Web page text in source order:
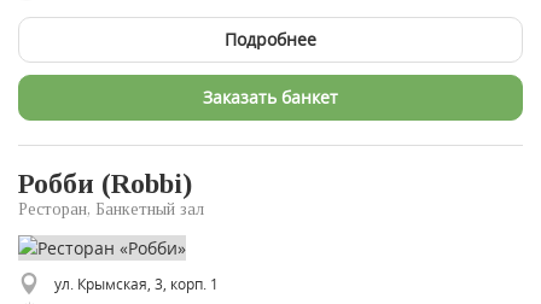
Подробнее
Заказать банкет
Робби (Robbi)
Ресторан, Банкетный зал
ул. Крымская, 3, корп. 1